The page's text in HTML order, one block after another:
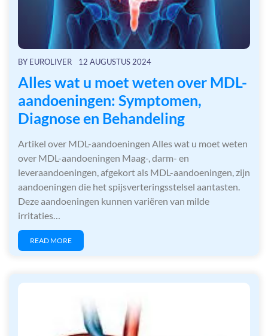
BY EUROLIVER 12 AUGUSTUS 2024
Alles wat u moet weten over MDL-
aandoeningen: Symptomen,
Diagnose en Behandeling
Artikel over MDL-aandoeningen Alles wat u moet weten
over MDL-aandoeningen Maag-, darm- en
leveraandoeningen, afgekort als MDL-aandoeningen, zijn
aandoeningen die het spijsverteringsstelsel aantasten.
Deze aandoeningen kunnen variëren van milde
irritaties…
READ MORE